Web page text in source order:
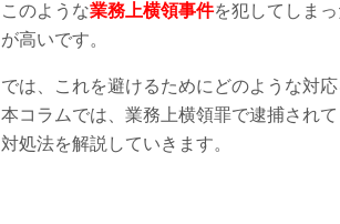
このような業務上横領事件を犯してしま
が高いです。
では、これを避けるためにどのような対
本コラムでは、業務上横領罪で逮捕され
対処法を解説していきます。